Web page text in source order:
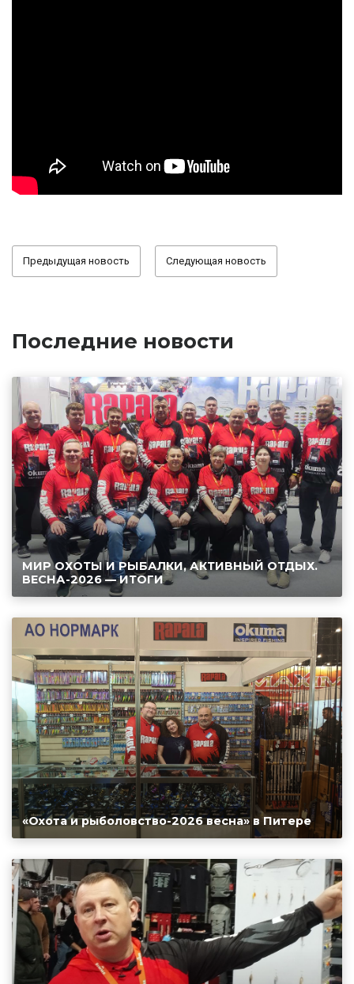
Предыдущая новость Следующая новость
Последние новости
МИР ОХОТЫ И РЫБАЛКИ, АКТИВНЫЙ ОТДЫХ.
ВЕСНА-2026 — ИТОГИ
«Охота и рыболовство-2026 весна» в Питере